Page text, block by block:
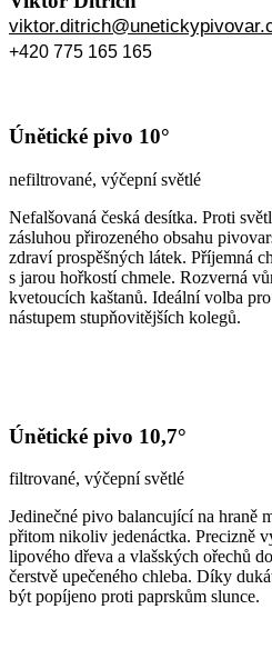
+420 775 165 165
Únětické pivo 10°
nefiltrované, výčepní světlé
Nefalšovaná česká desítka. Proti
zásluhou přirozeného obsahu
zdraví prospěšných látek. Příjemná
s jarou hořkostí chmele. Rozverná
kvetoucích kaštanů. Ideální volba
nástupem stupňovitějších kolegů.
Únětické pivo 10,7°
filtrované, výčepní světlé
Jedinečné pivo balancující na hraně
přitom nikoliv jedenáctka. Precizně
lipového dřeva a vlašských ořechů
čerstvě upečeného chleba. Díky
být popíjeno proti paprskům slunce.